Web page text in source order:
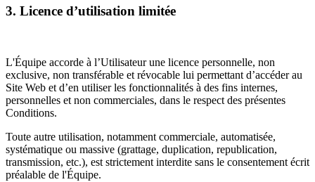
3. Licence d’utilisation limitée
L'Équipe accorde à l’Utilisateur une licence personnelle, non
exclusive, non transférable et révocable lui permettant d’accéder au
Site Web et d’en utiliser les fonctionnalités à des fins internes,
personnelles et non commerciales, dans le respect des présentes
Conditions.
Toute autre utilisation, notamment commerciale, automatisée,
systématique ou massive (grattage, duplication, republication,
transmission, etc.), est strictement interdite sans le consentement écrit
préalable de l'Équipe.